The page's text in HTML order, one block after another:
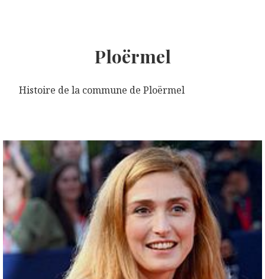
Ploërmel
Histoire de la commune de Ploërmel